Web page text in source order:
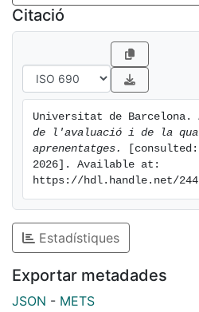
Citació
Universitat de Barcelona.
de l'avaluació i de la
aprenentatges.
2026]. Available at:
https://hdl.handle.net/
Estadístiques
Exportar metadades
JSON - METS